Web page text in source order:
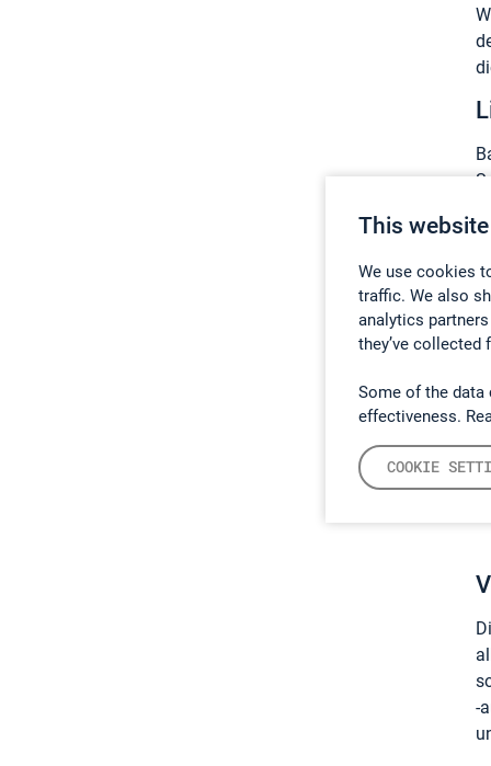
This
We use cookies
traffic. We also
analytics
they’ve collected
Some of the data
effectiveness.
COOKIE
-